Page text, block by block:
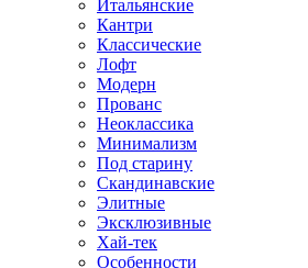
Итальянские
Кантри
Классические
Лофт
Модерн
Прованс
Неоклассика
Минимализм
Под старину
Скандинавские
Элитные
Эксклюзивные
Хай-тек
Особенности